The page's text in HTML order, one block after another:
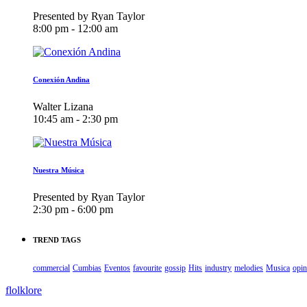
Presented by Ryan Taylor
8:00 pm - 12:00 am
Conexión Andina
Walter Lizana
10:45 am - 2:30 pm
Nuestra Música
Presented by Ryan Taylor
2:30 pm - 6:00 pm
TREND TAGS
commercial Cumbias Eventos favourite gossip Hits industry melodies Musica
flolklore